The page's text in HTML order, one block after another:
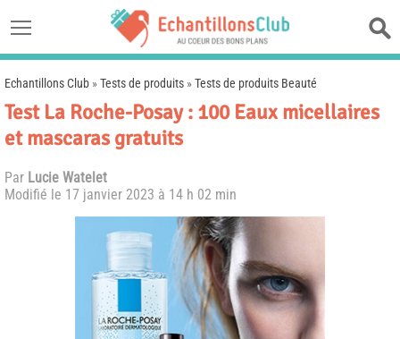
Echantillons Club »Tests de produits »Tests de produits Beauté
Test La Roche-Posay : 100 Eaux micellaires
et mascaras gratuits
Par Lucie Watelet
Modifié le 17 janvier 2023 à 14 h 02 min